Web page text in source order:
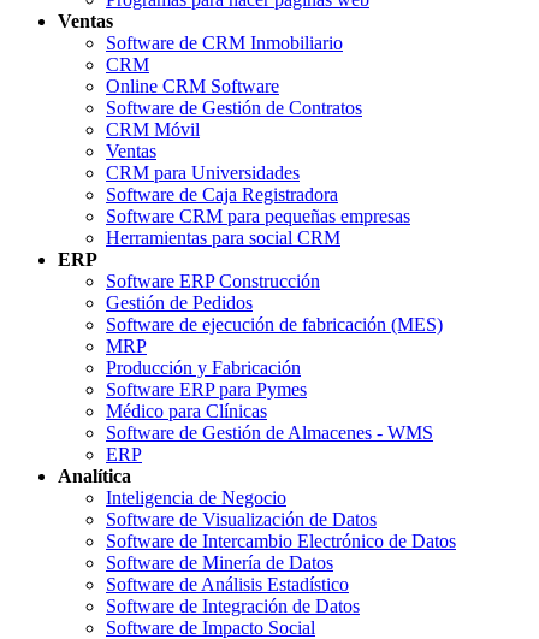
Ventas
Software de CRM Inmobiliario
CRM
Online CRM Software
Software de Gestión de Contratos
CRM Móvil
Ventas
CRM para Universidades
Software de Caja Registradora
Software CRM para pequeñas empresas
Herramientas para social CRM
ERP
Software ERP Construcción
Gestión de Pedidos
Software de ejecución de fabricación (MES)
MRP
Producción y Fabricación
Software ERP para Pymes
Médico para Clínicas
Software de Gestión de Almacenes - WMS
ERP
Analítica
Inteligencia de Negocio
Software de Visualización de Datos
Software de Intercambio Electrónico de Datos
Software de Minería de Datos
Software de Análisis Estadístico
Software de Integración de Datos
Software de Impacto Social